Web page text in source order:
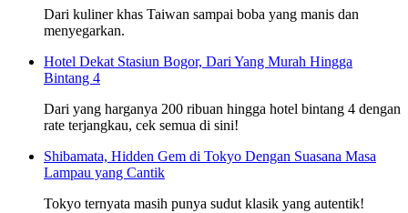
Dari kuliner khas Taiwan sampai boba yang manis dan
menyegarkan.
Hotel Dekat Stasiun Bogor, Dari Yang Murah Hingga
Bintang 4
Dari yang harganya 200 ribuan hingga hotel bintang 4 dengan
rate terjangkau, cek semua di sini!
Shibamata, Hidden Gem di Tokyo Dengan Suasana Masa
Lampau yang Cantik
Tokyo ternyata masih punya sudut klasik yang autentik!